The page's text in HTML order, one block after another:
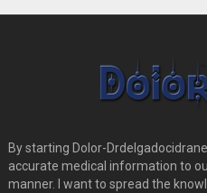
By starting Dolor-
accurate medical information to
manner. I want to spread the